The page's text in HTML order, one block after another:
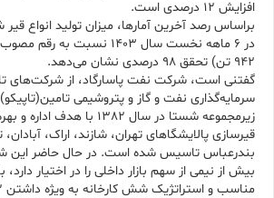
افزایش 12 درصدی است.
براساس رصد آخرین آمارها، میزان تولید انواع
942 تن) تحقق 98 درصدی نشان می‌دهد.
گفتنی است، شرکت نفت پاسارگاد، از شرکت‌های
سرمایه‌گذاری نفت و گاز و پتروشیمی
زیرمجموعه شستا در سال 1382
قیرسازی پالایشگاهای تهران، شازند، اراک، آبادان،
بندرعباس تاسیس شده است. در حال حاضر این
بیش از نیمی از سهم بازار داخلی را در اختیار دارد،